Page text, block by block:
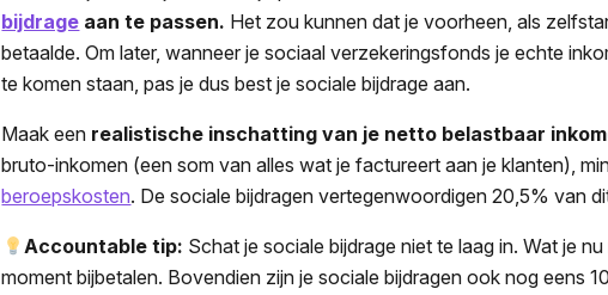
bijdrage aan te passen. Het zou kunnen dat je voorheen, als
betaalde. Om later, wanneer je sociaal verzekeringsfonds je echte
te komen staan, pas je dus best je sociale bijdrage aan.
Maak een realistische inschatting van je netto belastbaar
bruto-inkomen (een som van alles wat je factureert aan je klanten),
beroepskosten. De sociale bijdragen vertegenwoordigen 20,5% van
Accountable tip: Schat je sociale bijdrage niet te laag in. Wat je
moment bijbetalen. Bovendien zijn je sociale bijdragen ook nog eens